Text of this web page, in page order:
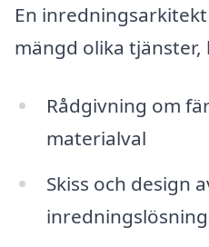
En
mängd olika tjänster,
Rådgivning om
materialval
Skiss och design